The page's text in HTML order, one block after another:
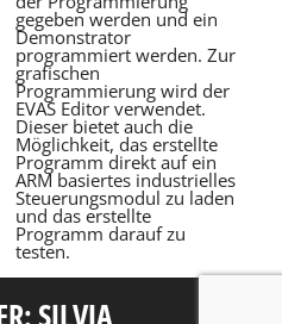
gegeben werden und ein
Demonstrator
programmiert werden. Zur
grafischen
Programmierung wird der
EVAS Editor verwendet.
Dieser bietet auch die
Möglichkeit, das erstellte
Programm direkt auf ein
ARM basiertes industrielles
Steuerungsmodul zu laden
und das erstellte
Programm darauf zu
testen.